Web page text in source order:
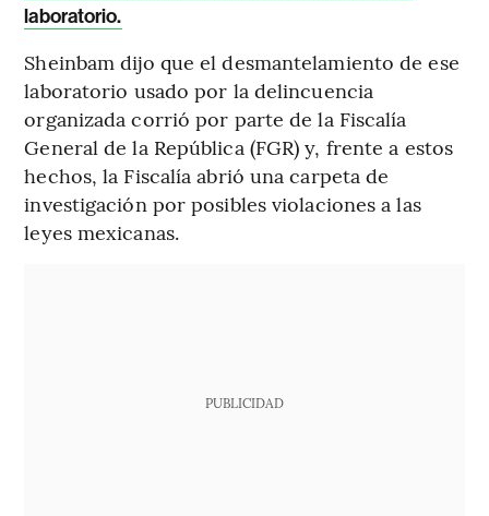
laboratorio.
Sheinbam dijo que el desmantelamiento de ese
laboratorio usado por la delincuencia
organizada corrió por parte de la Fiscalía
General de la República (FGR) y, frente a estos
hechos, la Fiscalía abrió una carpeta de
investigación por posibles violaciones a las
leyes mexicanas.
PUBLICIDAD